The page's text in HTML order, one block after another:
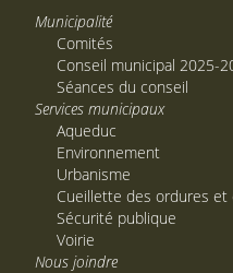
Municipalité
Comités
Conseil municipal 2025-
Séances du conseil
Services municipaux
Aqueduc
Environnement
Urbanisme
Cueillette des ordures et
Sécurité publique
Voirie
Nous joindre